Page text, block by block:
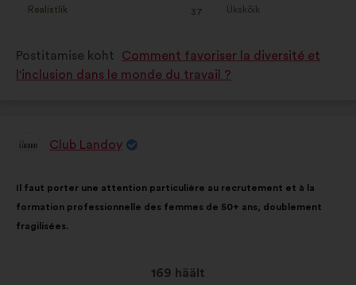
Realistlik
: 37
korda Ükskõik
:korda
Postitamise koht
Comment favoriser la diversité et
l'inclusion dans le monde du travail ?
EttepanekuClub Landoy
sisu:
Il faut porter une attention particulière au recrutement et à la
formation professionnelle des femmes de 50+ ans, doublement
fragilisées.
Selle
169 häält
jaotus: